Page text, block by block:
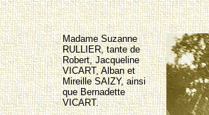
Madame Suzanne
RULLIER, tante de
Robert, Jacqueline
VICART, Alban et
Mireille SAIZY, ainsi
que Bernadette
VICART.